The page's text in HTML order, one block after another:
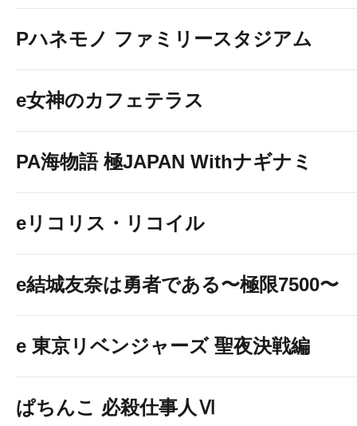
Pハネモノ ファミリースタジアム
e女神のカフェテラス
PA海物語 極JAPAN Withナギナミ
eリコリス・リコイル
e結城友奈は勇者である〜極限7500〜
e 東京リベンジャーズ 聖夜決戦編
ぱちんこ 必殺仕事人Ⅵ